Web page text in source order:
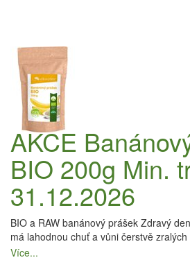
AKCE
BIO 200g Min.
31.12.2026
BIO a RAW banánový prášek Zdravý
má lahodnou chuť a vůni čerstvě
Více...